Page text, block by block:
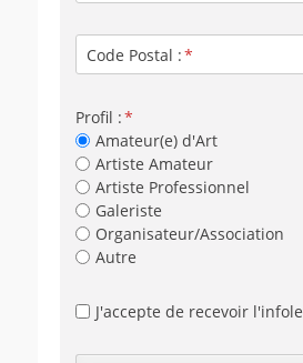
Code Postal :
Profil :
Amateur(e) d'Art
Artiste Amateur
Artiste Professionnel
Galeriste
Organisateur/Association
Autre
J'accepte de recevoir